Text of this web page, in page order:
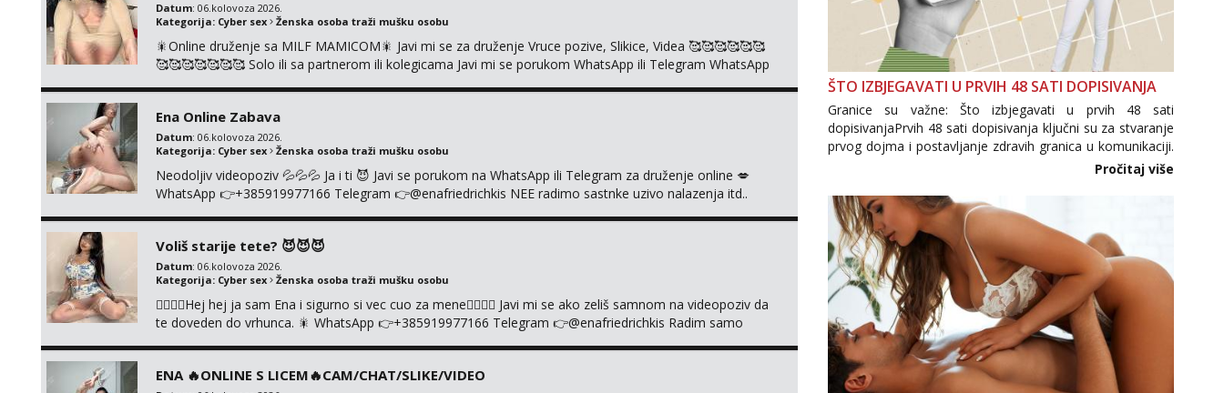
Datum: 06.kolovoza 2026.
Kategorija: Cyber sex Ženska osoba traži mušku osobu
🎇Online druženje sa MILF MAMICOM🎇 Javi mi se za druženje Vruce pozive, Slikice, Videa 🥰🥰🥰🥰🥰🥰
🥰🥰🥰🥰🥰🥰🥰 Solo ili sa partnerom ili kolegicama Javi mi se porukom WhatsApp ili Telegram WhatsApp
Ena Online Zabava
Datum: 06.kolovoza 2026.
Kategorija: Cyber sex Ženska osoba traži mušku osobu
Neodoljiv videopoziv 💦💦💦 Ja i ti 😈 Javi se porukom na WhatsApp ili Telegram za druženje online 💋
WhatsApp 👉+385919977166 Telegram 👉@enafriedrichkis NEE radimo sastnke uzivo nalazenja itd..
Voliš starije tete? 😈😈😈
Datum: 06.kolovoza 2026.
Kategorija: Cyber sex Ženska osoba traži mušku osobu
❤️‍🔥❤️‍🔥Hej hej ja sam Ena i sigurno si vec cuo za mene❤️‍🔥❤️‍🔥 Javi mi se ako zeliš samnom na videopoziv da
te doveden do vrhunca. 🎇 WhatsApp 👉+385919977166 Telegram 👉@enafriedrichkis Radim samo
ENA 🔥ONLINE S LICEM🔥CAM/CHAT/SLIKE/VIDEO
ŠTO IZBJEGAVATI U PRVIH 48 SATI DOPISIVANJA
Granice su važne: Što izbjegavati u prvih 48 sati
dopisivanjaPrvih 48 sati dopisivanja ključni su za stvaranje
prvog dojma i postavljanje zdravih granica u komunikaciji.
Važno je izbjeći prebrzo otkrivanje osobnih ili intimnih
informacija, jer nepoznata osoba još nije zaslužila to
povjerenje. Takođe...
Pročitaj više